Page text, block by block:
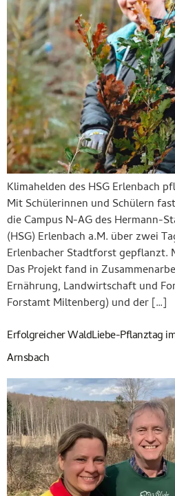
Klimahelden des HSG Erlenbach
Mit Schülerinnen und Schülern
die Campus N-AG des Hermann-
(HSG) Erlenbach a.M. über zwei
Erlenbacher Stadtforst gepflanzt.
Das Projekt fand in
Ernährung, Landwirtschaft und
Forstamt Miltenberg) und der […]
Erfolgreicher WaldLiebe-Pflanztag
Arnsbach